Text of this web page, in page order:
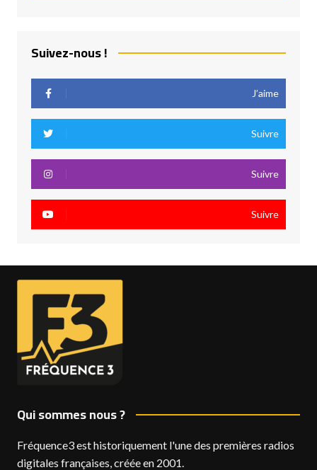
Suivez-nous !
J’aime
Suivre
Suivre
Suivre
Qui sommes nous ?
Fréquence3 est historiquement l'une des premières radios
digitales françaises, créée en 2001.